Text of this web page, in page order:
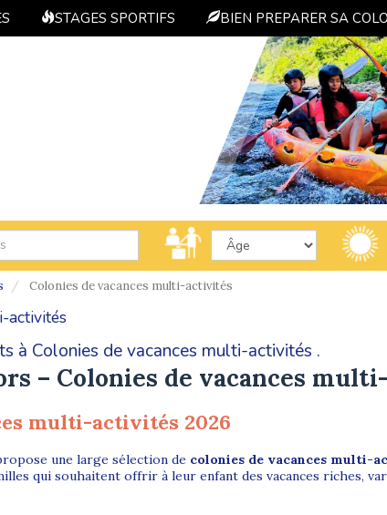
STAGES SPORTIFS BIEN PREPARER SA
Colonies de vacances multi-activités
activités
à Colonies de vacances multi-activités .
– Colonies de vacances
multi-activités 2026
une large sélection de colonies de vacances multi-
qui souhaitent offrir à leur enfant des vacances riches,